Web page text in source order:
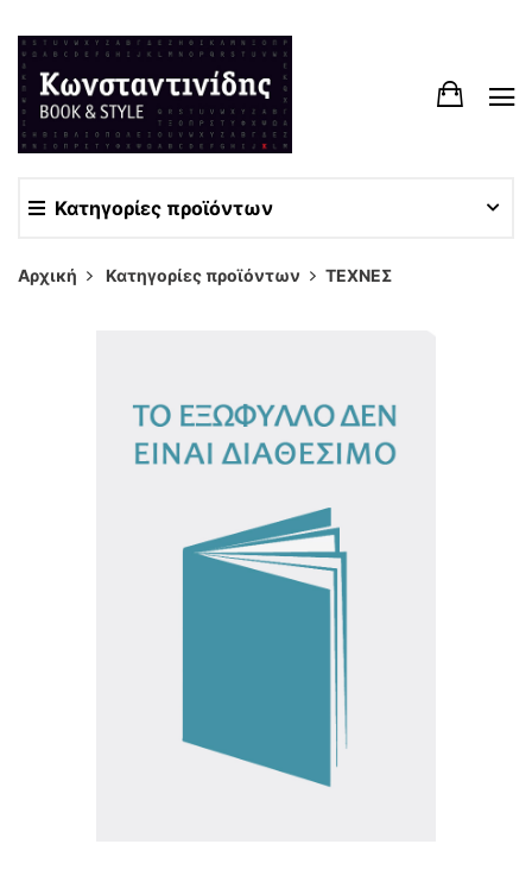
Κατηγορίες προϊόντων
Αρχική Κατηγορίες προϊόντων ΤΕΧΝΕΣ